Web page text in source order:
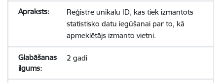
Reģistrē unikālu ID, kas tiek izmantots
statistisko datu iegūšanai par to, kā
apmeklētājs izmanto vietni.
2 gadi